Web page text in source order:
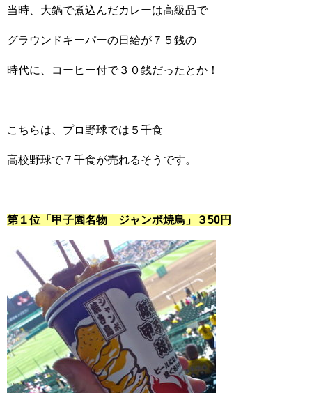
当時、大鍋で煮込んだカレーは高級品で
グラウンドキーパーの日給が７５銭の
時代に、コーヒー付で３０銭だったとか！
こちらは、プロ野球では５千食
高校野球で７千食が売れるそうです。
第１位「甲子園名物 ジャンボ焼鳥」３50円